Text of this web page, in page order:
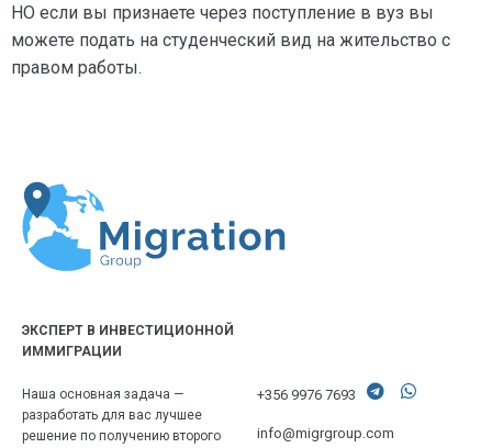
НО если вы признаете через поступление в вуз вы
можете подать на студенческий вид на жительство с
правом работы.
ЭКСПЕРТ В ИНВЕСТИЦИОННОЙ
ИММИГРАЦИИ
Наша основная задача —
разработать для вас лучшее
решение по получению второго
+356 9976 7693
info@migrgroup.com